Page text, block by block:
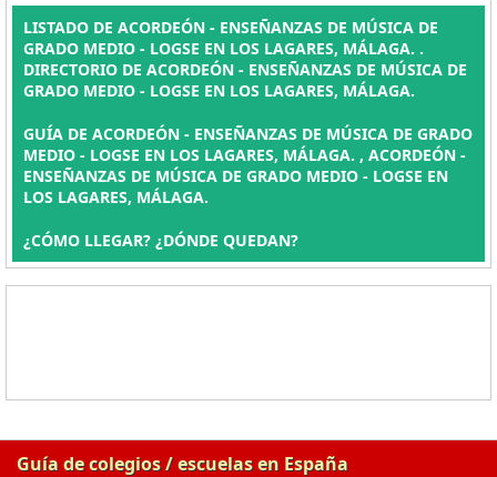
LISTADO DE ACORDEÓN - ENSEÑANZAS DE MÚSICA DE
GRADO MEDIO - LOGSE EN LOS LAGARES, MÁLAGA. .
DIRECTORIO DE ACORDEÓN - ENSEÑANZAS DE MÚSICA DE
GRADO MEDIO - LOGSE EN LOS LAGARES, MÁLAGA.
GUÍA DE ACORDEÓN - ENSEÑANZAS DE MÚSICA DE GRADO
MEDIO - LOGSE EN LOS LAGARES, MÁLAGA. , ACORDEÓN -
ENSEÑANZAS DE MÚSICA DE GRADO MEDIO - LOGSE EN
LOS LAGARES, MÁLAGA.
¿CÓMO LLEGAR? ¿DÓNDE QUEDAN?
Guía de colegios / escuelas en España